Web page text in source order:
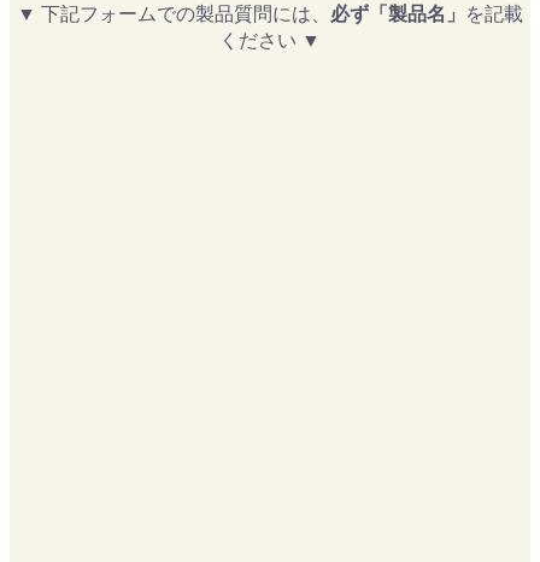
▼ 下記フォームでの製品質問には、 必ず「製品名」 を記載
ください ▼